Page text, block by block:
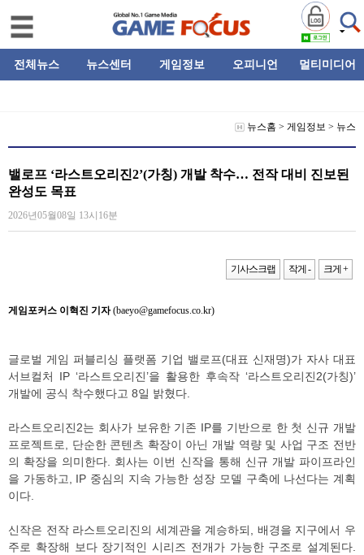
전체뉴스 뉴스센터 게임정보 오피니언 멀티미디어
뉴스홈 > 게임정보 > 뉴스
밸로프 ‘라스트오리진2’(가칭) 개발 착수… 전작 대비 진보된
완성도 목표
2026년05월08일 13시16분
기사스크랩 작게 - 크게 +
게임포커스 이혁진 기자(baeyo@gamefocus.co.kr)
글로벌 게임 퍼블리싱 플랫폼 기업 밸로프(대표 신재명)가 자사 대표
서브컬처 IP ‘라스트오리진’을 활용한 후속작 ‘라스트오리진2(가칭)’
개발에 공식 착수했다고 8일 밝혔다.
라스트오리진2는 회사가 보유한 기존 IP를 기반으로 한 첫 신규 개발
프로젝트로, 단순한 콘텐츠 확장이 아닌 개발 역량 및 사업 구조 전반
의 확장을 의미한다. 회사는 이번 신작을 통해 신규 개발 파이프라인
을 가동하고, IP 중심의 지속 가능한 성장 모델 구축에 나선다는 계획
이다.
신작은 전작 라스트오리진의 세계관을 계승하되, 배경을 지구에서 우
주로 확장해 보다 장기적인 시리즈 전개가 가능한 구조로 설계된다.